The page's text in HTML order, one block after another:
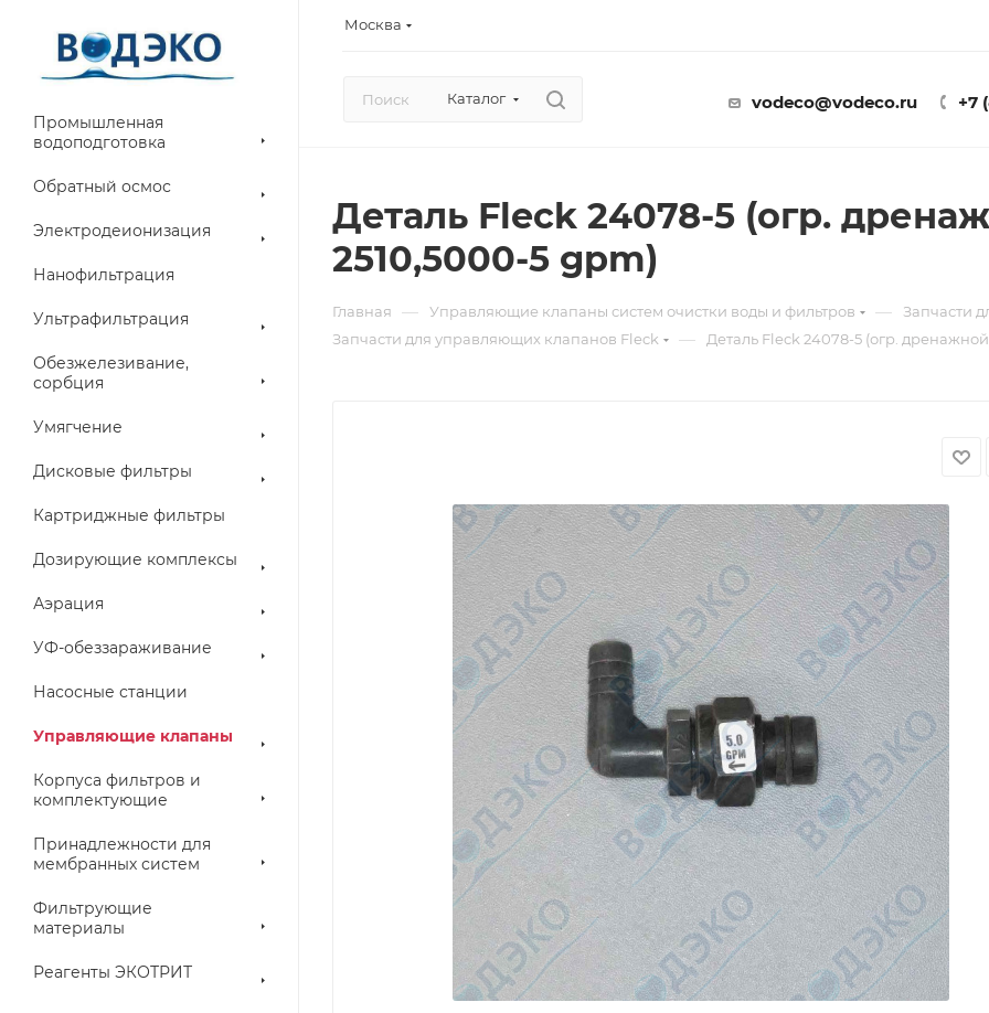
Москва
Каталог vodeco@vodeco.ru +7
Промышленная
водоподготовка
Обратный осмос
Электродеионизация
Нанофильтрация
Ультрафильтрация
Обезжелезивание,
сорбция
Умягчение
Дисковые фильтры
Картриджные фильтры
Дозирующие комплексы
Аэрация
УФ-обеззараживание
Насосные станции
Управляющие клапаны
Корпуса фильтров и
комплектующие
Принадлежности для
мембранных систем
Фильтрующие
материалы
Реагенты ЭКОТРИТ
Деталь Fleck 24078-5 (огр.
2510,5000-5 gpm)
Главная — Управляющие клапаны систем очистки воды и фильтров — Запчасти
Запчасти для управляющих клапанов Fleck — Деталь Fleck 24078-5 (огр.